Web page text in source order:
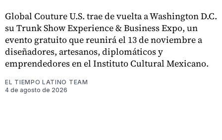
Global Couture U.S. trae de vuelta a Washington D.C.
su Trunk Show Experience & Business Expo, un
evento gratuito que reunirá el 13 de noviembre a
diseñadores, artesanos, diplomáticos y
emprendedores en el Instituto Cultural Mexicano.
EL TIEMPO LATINO TEAM
4 de agosto de 2026